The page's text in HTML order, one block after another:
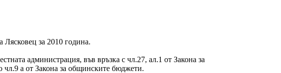
за 2010 година.
администрация, във връзка с чл.27, ал.1 от Закона за
а от Закона за общинските бюджети.